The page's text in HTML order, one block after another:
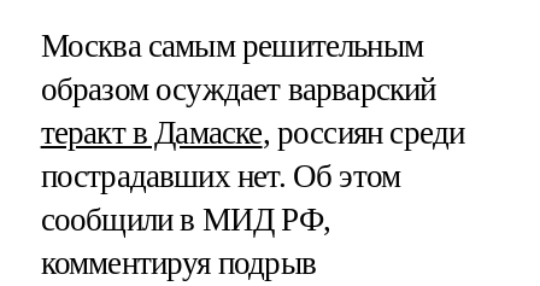
Москва самым решительным
образом осуждает варварский
теракт в Дамаске, россиян среди
пострадавших нет. Об этом
сообщили в МИД РФ,
комментируя подрыв